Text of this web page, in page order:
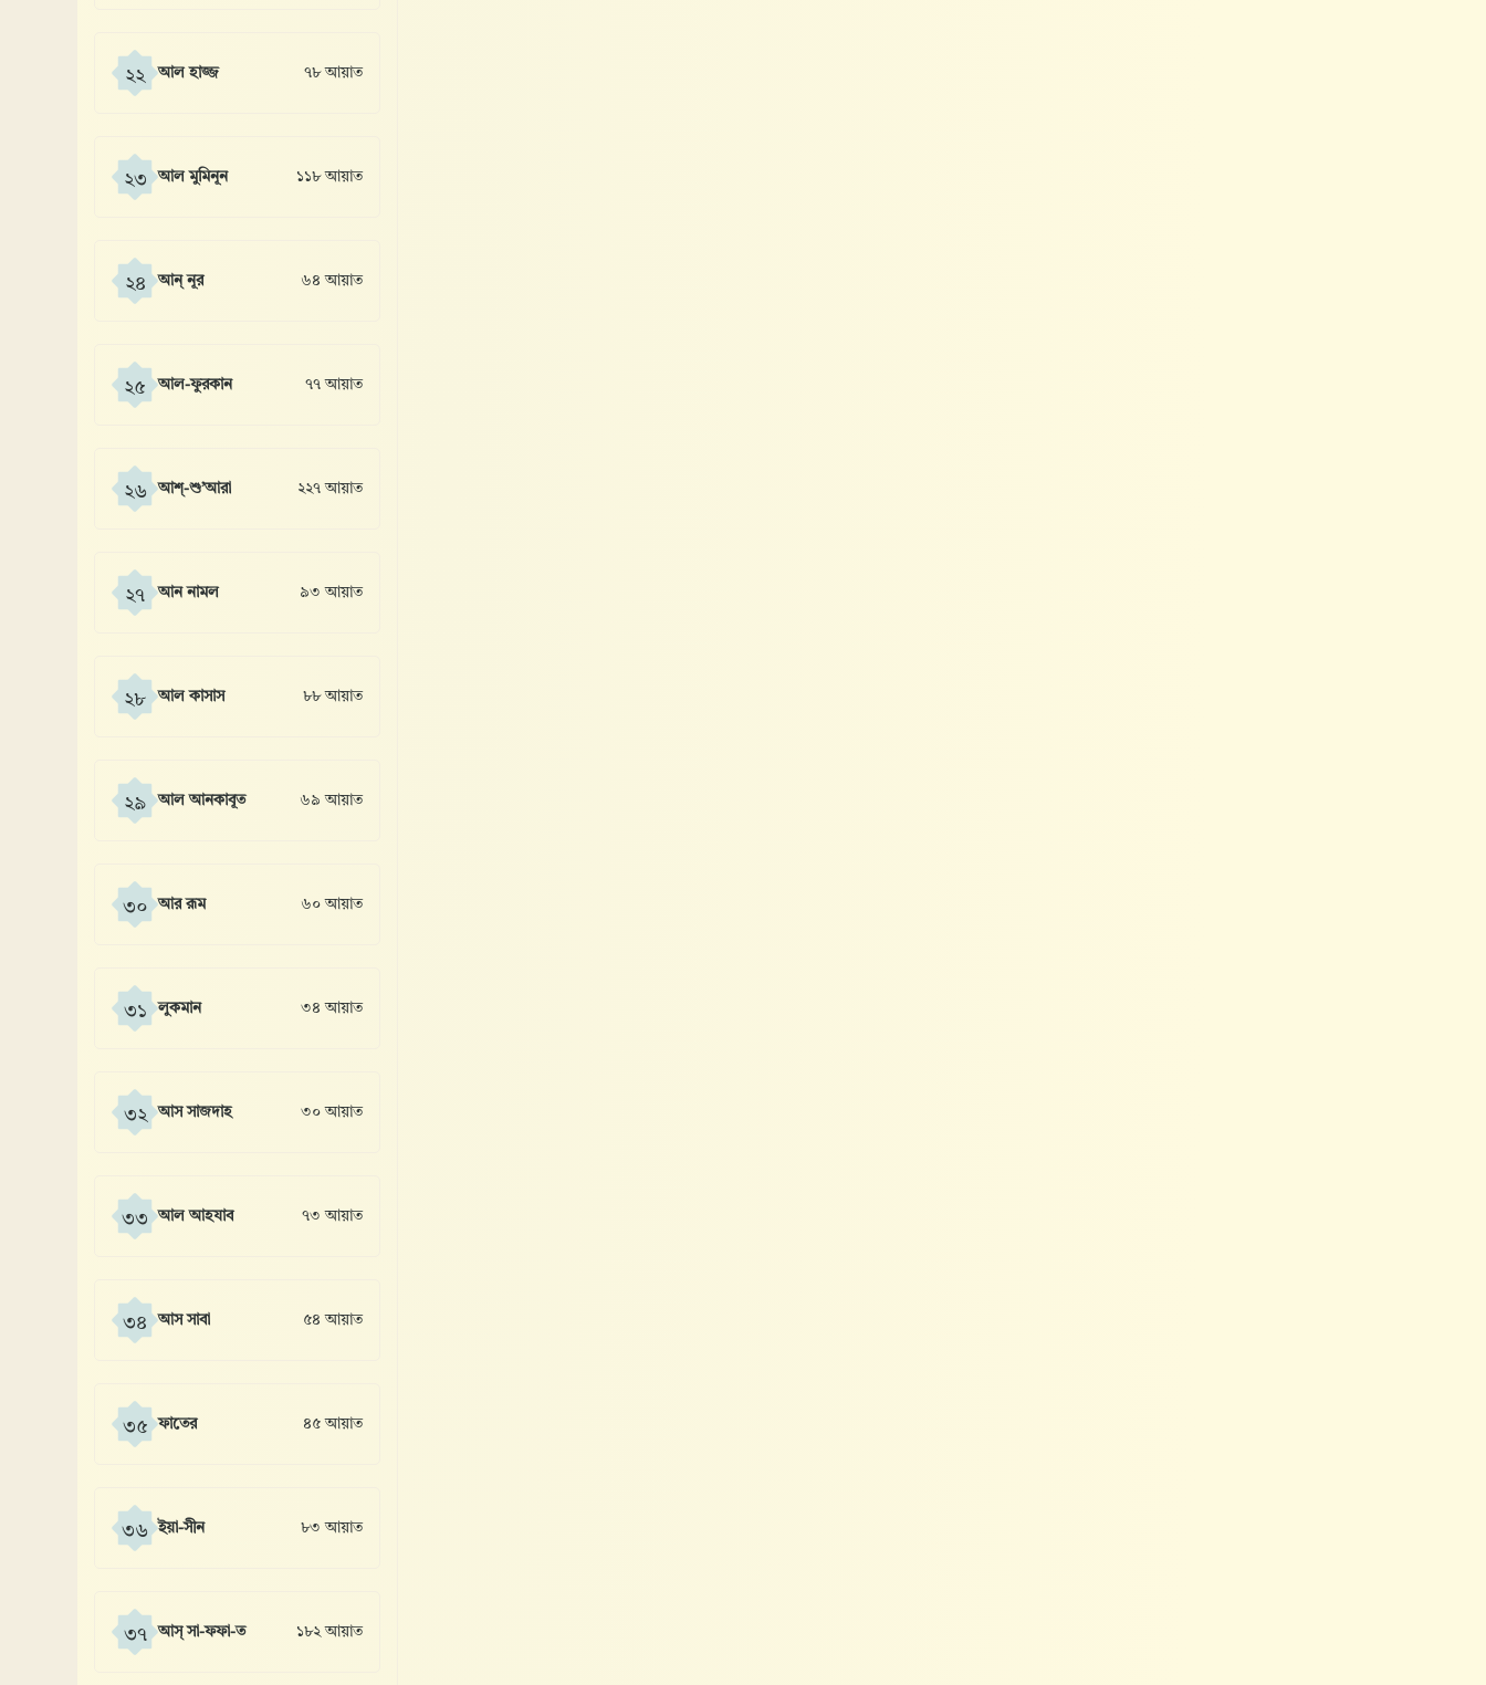
২২ আল হাজ্জ ৭৮ আয়াত
২৩ আল মুমিনূন ১১৮ আয়াত
২৪ আন্ নূর ৬৪ আয়াত
২৫ আল-ফুরকান ৭৭ আয়াত
২৬ আশ্-শু’আরা ২২৭ আয়াত
২৭ আন নামল ৯৩ আয়াত
২৮ আল কাসাস ৮৮ আয়াত
২৯ আল আনকাবূত ৬৯ আয়াত
৩০ আর রূম ৬০ আয়াত
৩১ লুকমান ৩৪ আয়াত
৩২ আস সাজদাহ ৩০ আয়াত
৩৩ আল আহযাব ৭৩ আয়াত
৩৪ আস সাবা ৫৪ আয়াত
৩৫ ফাতের ৪৫ আয়াত
৩৬ ইয়া-সীন ৮৩ আয়াত
৩৭ আস্ সা-ফফা-ত ১৮২ আয়াত